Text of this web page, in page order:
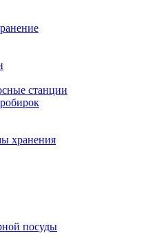
станции
хранения
посуды